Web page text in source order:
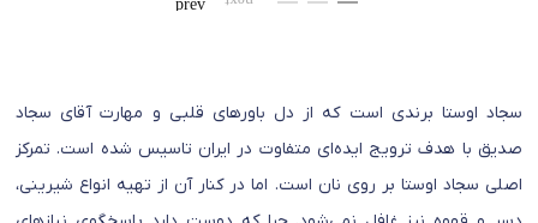
سجاد اوستا برندی است که از دل باورهای قلبی و مهارت آقای سجاد
صدیق با هدف ترویج ایده‌ای متفاوت در ایران تاسیس شده است. تمرکز
اصلی سجاد اوستا بر روی نان است. اما در کنار آن از تهیه انواع شیرینی،